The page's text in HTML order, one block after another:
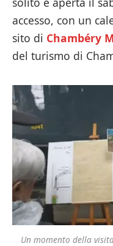
accesso, con un
sito di Chambéry
del turismo di
Un momento della